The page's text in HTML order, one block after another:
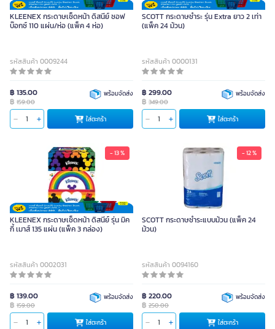
KLEENEX กระดาษเช็ดหน้า ดิสนีย์ ซอฟ
บ๊อกซ์ 110 แผ่น/ห่อ (แพ็ค 4 ห่อ)
รหัสสินค้า 0009244
฿ 135.00
฿ 159.00
พร้อมจัดส่ง
ใส่ตะกร้า
SCOTT กระดาษชำระ รุ่น Extra ยาว 2 เท่า
(แพ็ค 24 ม้วน)
รหัสสินค้า 0000131
฿ 299.00
฿ 349.00
พร้อมจัดส่ง
ใส่ตะกร้า
- 13 %
KLEENEX กระดาษเช็ดหน้า ดิสนีย์ รุ่น มิค
กี้ เมาส์ 135 แผ่น (แพ็ค 3 กล่อง)
รหัสสินค้า 0002031
฿ 139.00
฿ 159.00
พร้อมจัดส่ง
ใส่ตะกร้า
- 12 %
SCOTT กระดาษชำระแบบม้วน (แพ็ค 24
ม้วน)
รหัสสินค้า 0094160
฿ 220.00
฿ 250.00
พร้อมจัดส่ง
ใส่ตะกร้า